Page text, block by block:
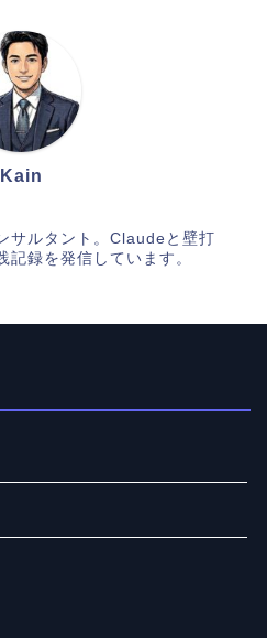
Kain
サルタント。Claudeと壁打
記録を発信しています。